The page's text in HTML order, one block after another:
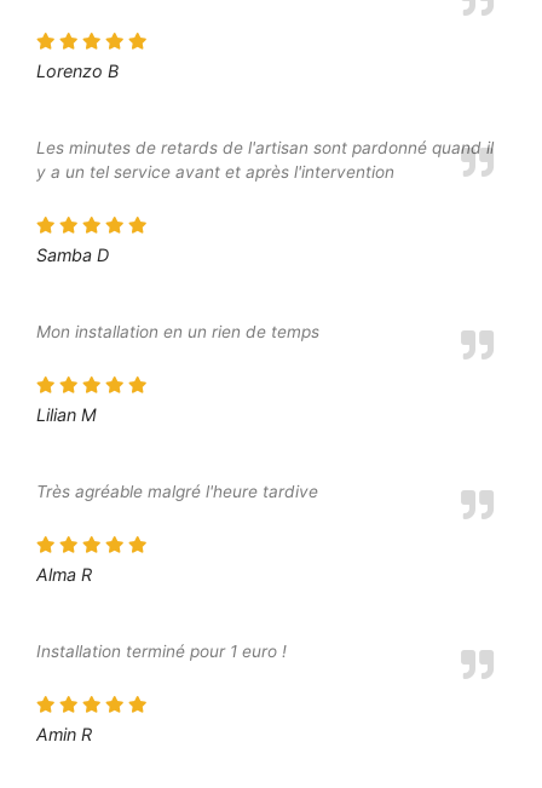
Lorenzo B
Les minutes de retards de l'artisan sont pardonné quand il
y a un tel service avant et après l'intervention
Samba D
Mon installation en un rien de temps
Lilian M
Très agréable malgré l'heure tardive
Alma R
Installation terminé pour 1 euro !
Amin R